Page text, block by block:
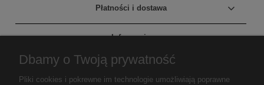
Płatności i dostawa
Informacje
O nas
Dbamy o Twoją prywatność
Pliki cookies i pokrewne im technologie umożliwiają poprawne